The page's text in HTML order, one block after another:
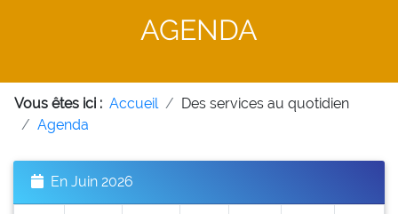
AGENDA
Vous êtes ici : Accueil
Des services au quotidien
Agenda
En Juin 2026